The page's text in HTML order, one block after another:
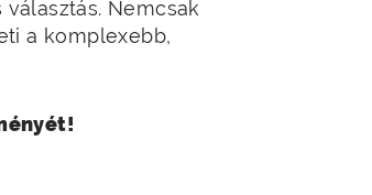
Nemcsak
a komplexebb,